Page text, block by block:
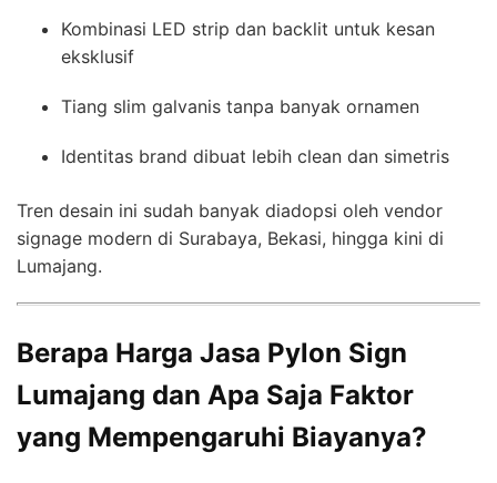
Kombinasi LED strip dan backlit untuk kesan
eksklusif
Tiang slim galvanis tanpa banyak ornamen
Identitas brand dibuat lebih clean dan simetris
Tren desain ini sudah banyak diadopsi oleh vendor
signage modern di Surabaya, Bekasi, hingga kini di
Lumajang.
Berapa Harga Jasa Pylon Sign
Lumajang dan Apa Saja Faktor
yang Mempengaruhi Biayanya?